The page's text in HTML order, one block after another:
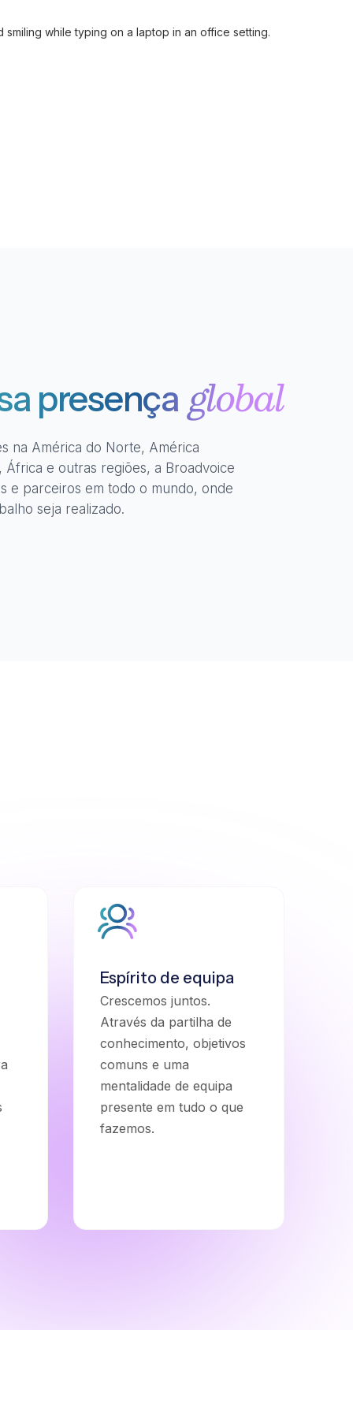
presença global
na América do Norte, América
África e outras regiões, a Broadvoice
e parceiros em todo o mundo, onde
seja realizado.
Espírito de equipa
Crescemos juntos.
Através da partilha de
conhecimento, objetivos
comuns e uma
mentalidade de equipa
presente em tudo o que
fazemos.